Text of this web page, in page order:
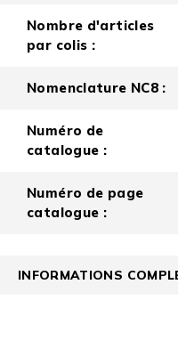
Nombre d'articles
par colis :
Nomenclature NC8 :
Numéro de
catalogue :
Numéro de page
catalogue :
INFORMATIONS